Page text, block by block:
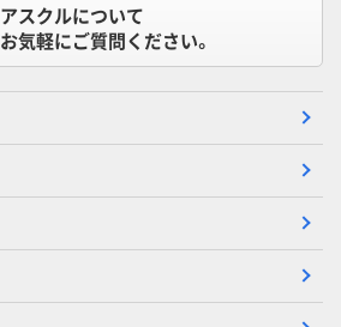
アスクルについて
お気軽にご質問ください。